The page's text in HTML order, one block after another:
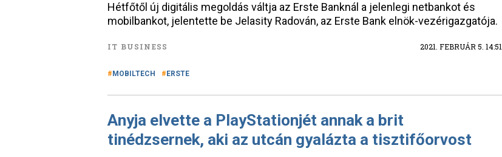
Hétfőtől új digitális megoldás váltja az Erste Banknál a jelenlegi netbankot és
mobilbankot, jelentette be Jelasity Radován, az Erste Bank elnök-vezérigazgatója.
IT BUSINESS 2021. FEBRUÁR 5. 14:51
MOBILTECH ERSTE
Anyja elvette a PlayStationjét annak a brit
tinédzsernek, aki az utcán gyalázta a tisztifőorvost